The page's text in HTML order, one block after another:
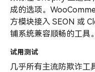
成的选项。
方模块接入 SEON 或
铺系统兼容顺畅的工具。
试用测试
几乎所有主流防欺诈工